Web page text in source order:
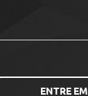
ENTRE EM